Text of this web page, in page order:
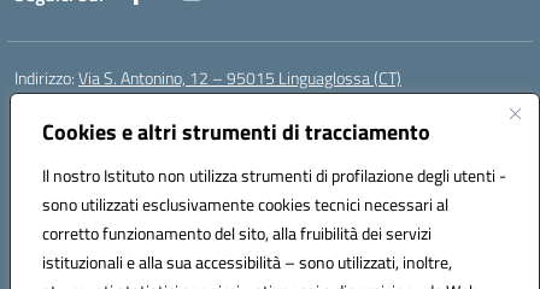
Cookies e altri strumenti di tracciamento
Il nostro Istituto non utilizza strumenti di profilazione degli utenti -
sono utilizzati esclusivamente cookies tecnici necessari al
corretto funzionamento del sito, alla fruibilità dei servizi
istituzionali e alla sua accessibilità – sono utilizzati, inoltre,
Indirizzo:Via S. Antonino, 12 – 95015 Linguaglossa (CT)
Centralino:
Posta elettronica certificata (PEC):ctic83200r@pec.istruzione.it
Codice fiscale: 83002470876
Codice meccanografico:CTIC83200R
Codice Indice delle Pubbliche Amministrazioni (IPA): istsc_CTIC83200R
Codice unico di fatturazione (CUF): UF7TEB